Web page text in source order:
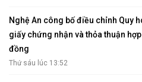
Nghệ An công bố điều chỉnh Quy
giấy chứng nhận và thỏa thuận
đồng
Thứ sáu lúc 13:52